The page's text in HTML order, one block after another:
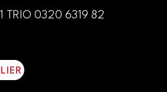
TRIO 0320 6319 82